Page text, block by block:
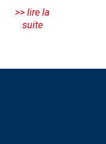
>> lire la
suite